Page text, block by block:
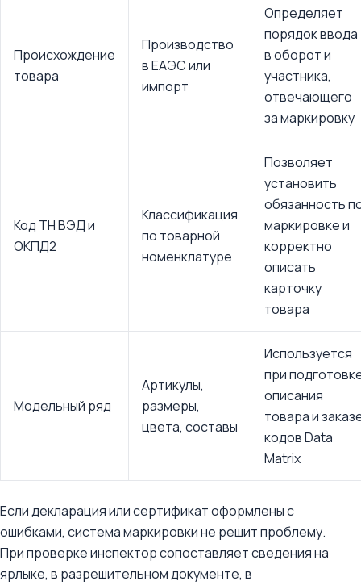
Происхождение
товара
Производство
в ЕАЭС или
импорт
Определяет
порядок ввода
в оборот и
участника,
отвечающего
за маркировку
Код ТН ВЭД и
ОКПД2
Классификация
по товарной
номенклатуре
Позволяет
установить
обязанность
маркировке и
корректно
описать
карточку
товара
Модельный ряд
Артикулы,
размеры,
цвета, составы
Используется
при
описания
товара и
кодов Data
Matrix
Если декларация или сертификат оформлены с
ошибками, система маркировки не решит проблему.
При проверке инспектор сопоставляет сведения на
ярлыке, в разрешительном документе, в